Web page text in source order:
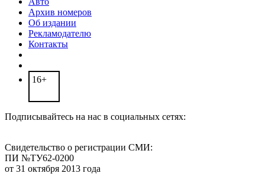
Архив номеров
Об издании
Рекламодателю
Контакты
16+
Подписывайтесь на нас в социальных сетях:
Свидетельство о регистрации СМИ:
ПИ №ТУ62-0200
от 31 октября 2013 года